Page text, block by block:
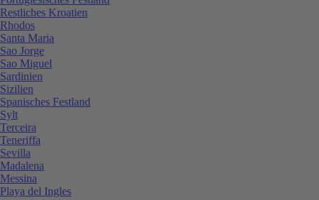
Restliches Kroatien
Rhodos
Santa Maria
Sao Jorge
Sao Miguel
Sardinien
Sizilien
Spanisches Festland
Sylt
Terceira
Teneriffa
Sevilla
Madalena
Messina
Playa del Ingles